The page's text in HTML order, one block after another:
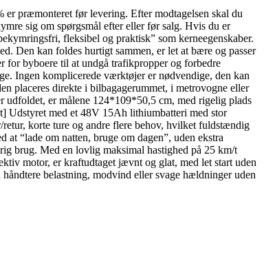
præmonteret før levering. Efter modtagelsen skal du
sig om spørgsmål efter eller før salg. Hvis du er
fleksibel og praktisk” som kerneegenskaber.
Den kan foldes hurtigt sammen, er let at bære og passer
for byboere til at undgå trafikpropper og forbedre
Ingen komplicerede værktøjer er nødvendige, den kan
placeres direkte i bilbagagerummet, i metrovogne eller
udfoldet, er målene 124*109*50,5 cm, med rigelig plads
Udstyret med et 48V 15Ah lithiumbatteri med stor
korte ture og andre flere behov, hvilket fuldstændig
“lade om natten, bruge om dagen”, uden ekstra
brug. Med en lovlig maksimal hastighed på 25 km/t
motor, er kraftudtaget jævnt og glat, med let start uden
belastning, modvind eller svage hældninger uden